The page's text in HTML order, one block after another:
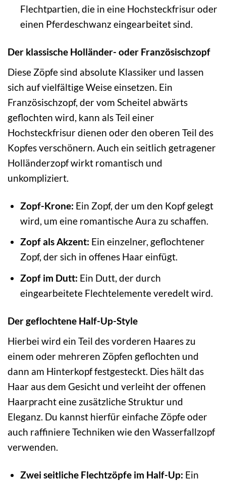
Flechtpartien, die in eine Hochsteckfrisur oder
einen Pferdeschwanz eingearbeitet sind.
Der klassische Holländer- oder Französischzopf
Diese Zöpfe sind absolute Klassiker und lassen
sich auf vielfältige Weise einsetzen. Ein
Französischzopf, der vom Scheitel abwärts
geflochten wird, kann als Teil einer
Hochsteckfrisur dienen oder den oberen Teil des
Kopfes verschönern. Auch ein seitlich getragener
Holländerzopf wirkt romantisch und
unkompliziert.
Zopf-Krone: Ein Zopf, der um den Kopf gelegt
wird, um eine romantische Aura zu schaffen.
Zopf als Akzent: Ein einzelner, geflochtener
Zopf, der sich in offenes Haar einfügt.
Zopf im Dutt: Ein Dutt, der durch
eingearbeitete Flechtelemente veredelt wird.
Der geflochtene Half-Up-Style
Hierbei wird ein Teil des vorderen Haares zu
einem oder mehreren Zöpfen geflochten und
dann am Hinterkopf festgesteckt. Dies hält das
Haar aus dem Gesicht und verleiht der offenen
Haarpracht eine zusätzliche Struktur und
Eleganz. Du kannst hierfür einfache Zöpfe oder
auch raffiniere Techniken wie den Wasserfallzopf
verwenden.
Zwei seitliche Flechtzöpfe im Half-Up: Ein